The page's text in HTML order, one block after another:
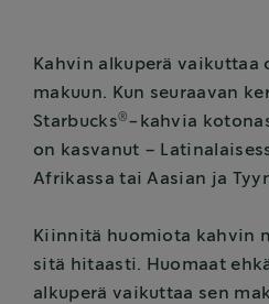
Kahvin alkuperä vaikuttaa
makuun. Kun seuraavan
Starbucks® -kahvia
on kasvanut –
Afrikassa tai Aasian ja
Kiinnitä huomiota kahvin
sitä hitaasti. Huomaat
alkuperä vaikuttaa sen